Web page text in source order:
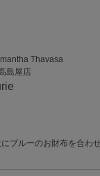
Thavasa
島屋店
ブルーのお財布を合わ